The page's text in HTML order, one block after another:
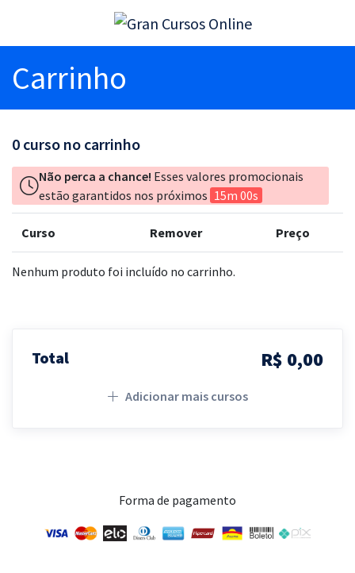
Carrinho
0 curso no carrinho
Não perca a chance! Esses valores promocionais
estão garantidos nos próximos 15m 00s
Curso Remover Preço
Nenhum produto foi incluído no carrinho.
Total R$ 0,00
Adicionar mais cursos
Forma de pagamento